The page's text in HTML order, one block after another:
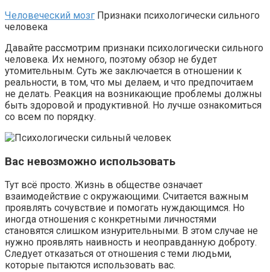
Человеческий мозг Признаки психологически сильного
человека
Давайте рассмотрим признаки психологически сильного
человека. Их немного, поэтому обзор не будет
утомительным. Суть же заключается в отношении к
реальности, в том, что мы делаем, и что предпочитаем
не делать. Реакция на возникающие проблемы должны
быть здоровой и продуктивной. Но лучше ознакомиться
со всем по порядку.
Вас невозможно использовать
Тут всё просто. Жизнь в обществе означает
взаимодействие с окружающими. Считается важным
проявлять сочувствие и помогать нуждающимся. Но
иногда отношения с конкретными личностями
становятся слишком изнурительными. В этом случае не
нужно проявлять наивность и неоправданную доброту.
Следует отказаться от отношения с теми людьми,
которые пытаются использовать вас.